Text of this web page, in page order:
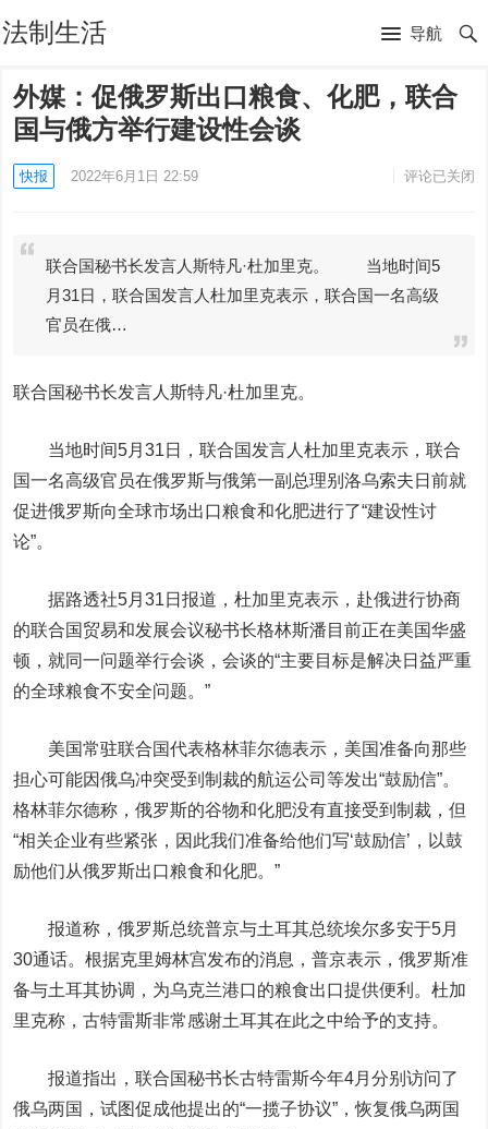
法制生活 导航
外媒：促俄罗斯出口粮食、化肥，联合
国与俄方举行建设性会谈
快报 2022年6月1日 22:59 评论已关闭
联合国秘书长发言人斯特凡·杜加里克。 当地时间5
月31日，联合国发言人杜加里克表示，联合国一名高级
官员在俄…
联合国秘书长发言人斯特凡·杜加里克。
当地时间5月31日，联合国发言人杜加里克表示，联合
国一名高级官员在俄罗斯与俄第一副总理别洛乌索夫日前就
促进俄罗斯向全球市场出口粮食和化肥进行了“建设性讨
论”。
据路透社5月31日报道，杜加里克表示，赴俄进行协商
的联合国贸易和发展会议秘书长格林斯潘目前正在美国华盛
顿，就同一问题举行会谈，会谈的“主要目标是解决日益严重
的全球粮食不安全问题。”
美国常驻联合国代表格林菲尔德表示，美国准备向那些
担心可能因俄乌冲突受到制裁的航运公司等发出“鼓励信”。
格林菲尔德称，俄罗斯的谷物和化肥没有直接受到制裁，但
“相关企业有些紧张，因此我们准备给他们写‘鼓励信’，以鼓
励他们从俄罗斯出口粮食和化肥。”
报道称，俄罗斯总统普京与土耳其总统埃尔多安于5月
30通话。根据克里姆林宫发布的消息，普京表示，俄罗斯准
备与土耳其协调，为乌克兰港口的粮食出口提供便利。杜加
里克称，古特雷斯非常感谢土耳其在此之中给予的支持。
报道指出，联合国秘书长古特雷斯今年4月分别访问了
俄乌两国，试图促成他提出的“一揽子协议”，恢复俄乌两国